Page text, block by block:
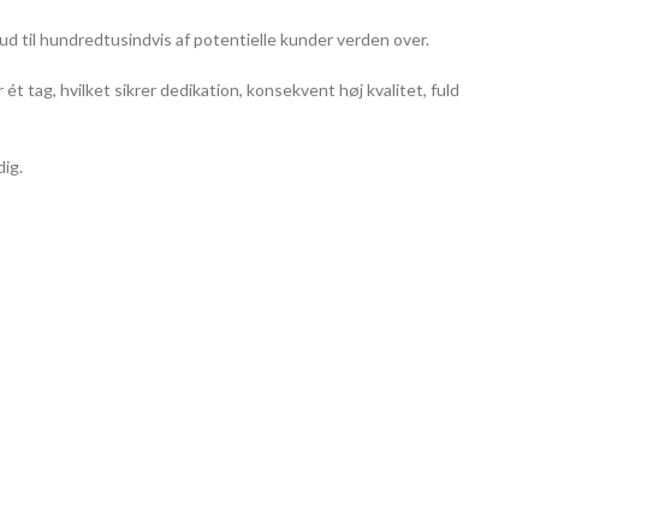
til hundredtusindvis af potentielle kunder verden over.
tag, hvilket sikrer dedikation, konsekvent høj kvalitet, fuld